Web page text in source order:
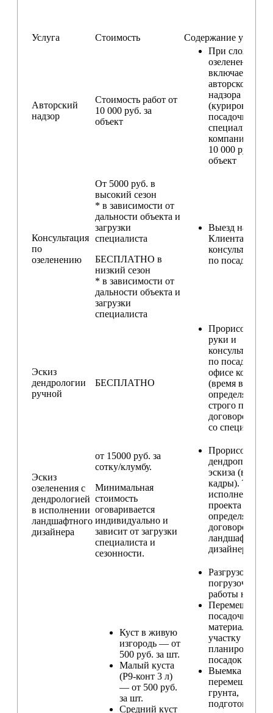
Услуга Стоимость Содержание услуги
Авторский
надзор
Стоимость работ от
10 000 руб. за
объект
При сложном
озеленении
включаем
авторского
надзора
(курирование
посадочных
специалистом
компании) —
10 000 руб. за
объект
Консультация
по
озеленению
От 5000 руб. в
высокий сезон
* в зависимости от
дальности объекта и
загрузки
специалиста
БЕСПЛАТНО в
низкий сезон
* в зависимости от
дальности объекта и
загрузки
специалиста
Выезд на
Клиента для
по посадкам
Эскиз
дендрологии
ручной
БЕСПЛАТНО
Прорисовка от
руки и
по посадкам в
офисе
(время встречи
определяется
строго по
со
Эскиз
озеленения с
дендрологией
в исполнении
ландшафтного
дизайнера
от 15000 руб. за
сотку/клумбу.
Минимальная
стоимость
оговаривается
индивидуально и
зависит от загрузки
специалиста и
сезонности.
Прорисовка
дендроплана и
эскиза
кадры).
исполнения
проекта
определяется
ландшафтным
дизайнером
Куст в живую
изгородь — от
500 руб. за шт.
Малый куста
(Р9-конт 3 л)
— от 500 руб.
за шт.
Средний куст
Разгрузо-
погрузочные
работы на
Перемещение
посадочного
материала по
участку и
планирование
посадок
Выемка и
перемещение
грунта,
подготовка